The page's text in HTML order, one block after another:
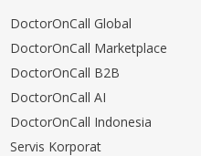
DoctorOnCall Global
DoctorOnCall Marketplace
DoctorOnCall B2B
DoctorOnCall AI
DoctorOnCall Indonesia
Servis Korporat